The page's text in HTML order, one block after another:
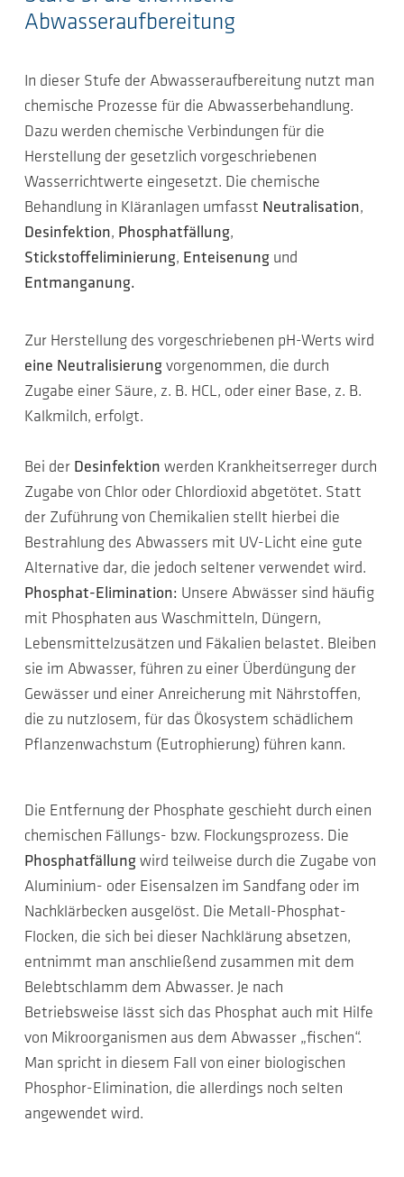
Abwasseraufbereitung
In dieser Stufe der Abwasseraufbereitung nutzt man
chemische Prozesse für die Abwasserbehandlung.
Dazu werden chemische Verbindungen für die
Herstellung der gesetzlich vorgeschriebenen
Wasserrichtwerte eingesetzt. Die chemische
Behandlung in Kläranlagen umfasst Neutralisation,
Desinfektion, Phosphatfällung,
Stickstoffeliminierung, Enteisenung und
Entmanganung.
Zur Herstellung des vorgeschriebenen pH-Werts wird
eine Neutralisierung vorgenommen, die durch
Zugabe einer Säure, z. B. HCL, oder einer Base, z. B.
Kalkmilch, erfolgt.
Bei der Desinfektion werden Krankheitserreger durch
Zugabe von Chlor oder Chlordioxid abgetötet. Statt
der Zuführung von Chemikalien stellt hierbei die
Bestrahlung des Abwassers mit UV-Licht eine gute
Alternative dar, die jedoch seltener verwendet wird.
Phosphat-Elimination: Unsere Abwässer sind häufig
mit Phosphaten aus Waschmitteln, Düngern,
Lebensmittelzusätzen und Fäkalien belastet. Bleiben
sie im Abwasser, führen zu einer Überdüngung der
Gewässer und einer Anreicherung mit Nährstoffen,
die zu nutzlosem, für das Ökosystem schädlichem
Pflanzenwachstum (Eutrophierung) führen kann.
Die Entfernung der Phosphate geschieht durch einen
chemischen Fällungs- bzw. Flockungsprozess. Die
Phosphatfällung wird teilweise durch die Zugabe von
Aluminium- oder Eisensalzen im Sandfang oder im
Nachklärbecken ausgelöst. Die Metall-Phosphat-
Flocken, die sich bei dieser Nachklärung absetzen,
entnimmt man anschließend zusammen mit dem
Belebtschlamm dem Abwasser. Je nach
Betriebsweise lässt sich das Phosphat auch mit Hilfe
von Mikroorganismen aus dem Abwasser „fischen“.
Man spricht in diesem Fall von einer biologischen
Phosphor-Elimination, die allerdings noch selten
angewendet wird.